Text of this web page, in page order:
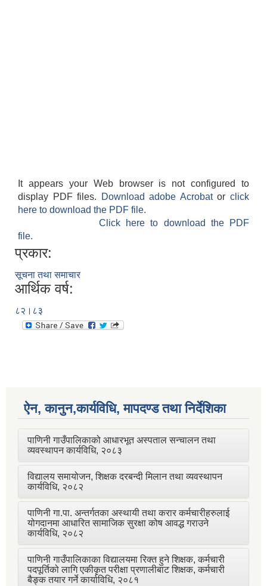
It appears your Web browser is not configured to
display PDF files.
Download adobe Acrobatorclick
here to download the PDF file.
Click here to download the PDF
file.
प्रकार:
सूचना तथा समाचार
आर्थिक वर्ष:
८२।८३
ऐन, कानुन,कार्यविधि, मापदण्ड तथा निर्देशिका
पाणिनी गाउँपालिकाको आधारभूत अस्पताल सन्चालन तथा
व्यवस्थापन कार्यविधि, २०८३
विद्यालय समायोजन, शिक्षक दरबन्दी मिलान तथा व्यवस्थापन
कार्यविधि, २०८२
पाणिनी गा.पा. अन्तर्गतका अस्थायी तथा करार कर्मचारीहरुलाई
योगदानमा आधारित सामाजिक सुरक्षा कोष आवद्ध गराउने
कार्यविधि, २०८२
पाणिनी गाउँपालिकाका विद्यालयमा रिक्त हुने शिक्षक, कर्मचारी
पदपूर्तिको लागि एकीकृत परीक्षा प्रणालीबाट शिक्षक, कर्मचारी
बैङ्क तयार गर्ने कार्याविधि, २०८१